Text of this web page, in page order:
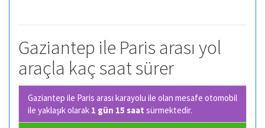
Gaziantep ile Paris arası yol
araçla kaç saat sürer
Gaziantep ile Paris arası karayolu ile olan mesafe otomobil
ile yaklaşık olarak 1 gün 15 saat sürmektedir.